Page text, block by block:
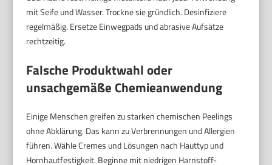
mit Seife und Wasser. Trockne sie gründlich. Desinfiziere
regelmäßig. Ersetze Einwegpads und abrasive Aufsätze
rechtzeitig.
Falsche Produktwahl oder
unsachgemäße Chemieanwendung
Einige Menschen greifen zu starken chemischen Peelings
ohne Abklärung. Das kann zu Verbrennungen und Allergien
führen. Wähle Cremes und Lösungen nach Hauttyp und
Hornhautfestigkeit. Beginne mit niedrigen Harnstoff-